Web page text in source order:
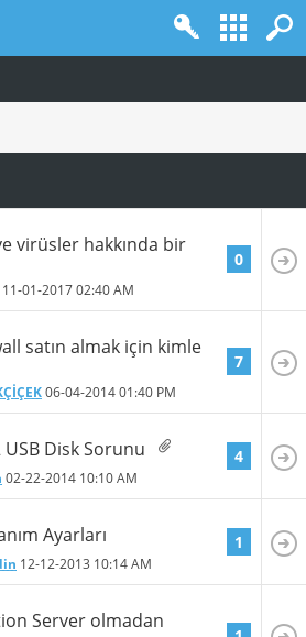
virüsler hakkında bir
11-01-201702:40 AM
0
satın almak için kimle
06-04-201401:40 PM
7
Disk Sorunu
02-22-2014 10:10 AM
4
Ayarları
12-12-2013 10:14 AM
1
Server olmadan